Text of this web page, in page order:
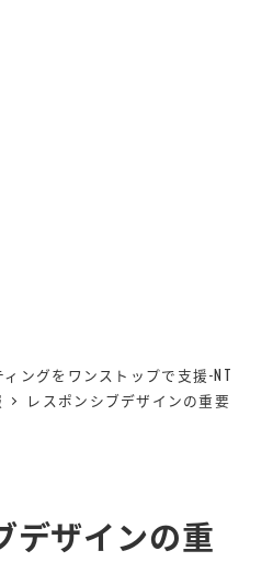
ングをワンストップで支援-NT
レスポンシブデザインの重要
デザインの重